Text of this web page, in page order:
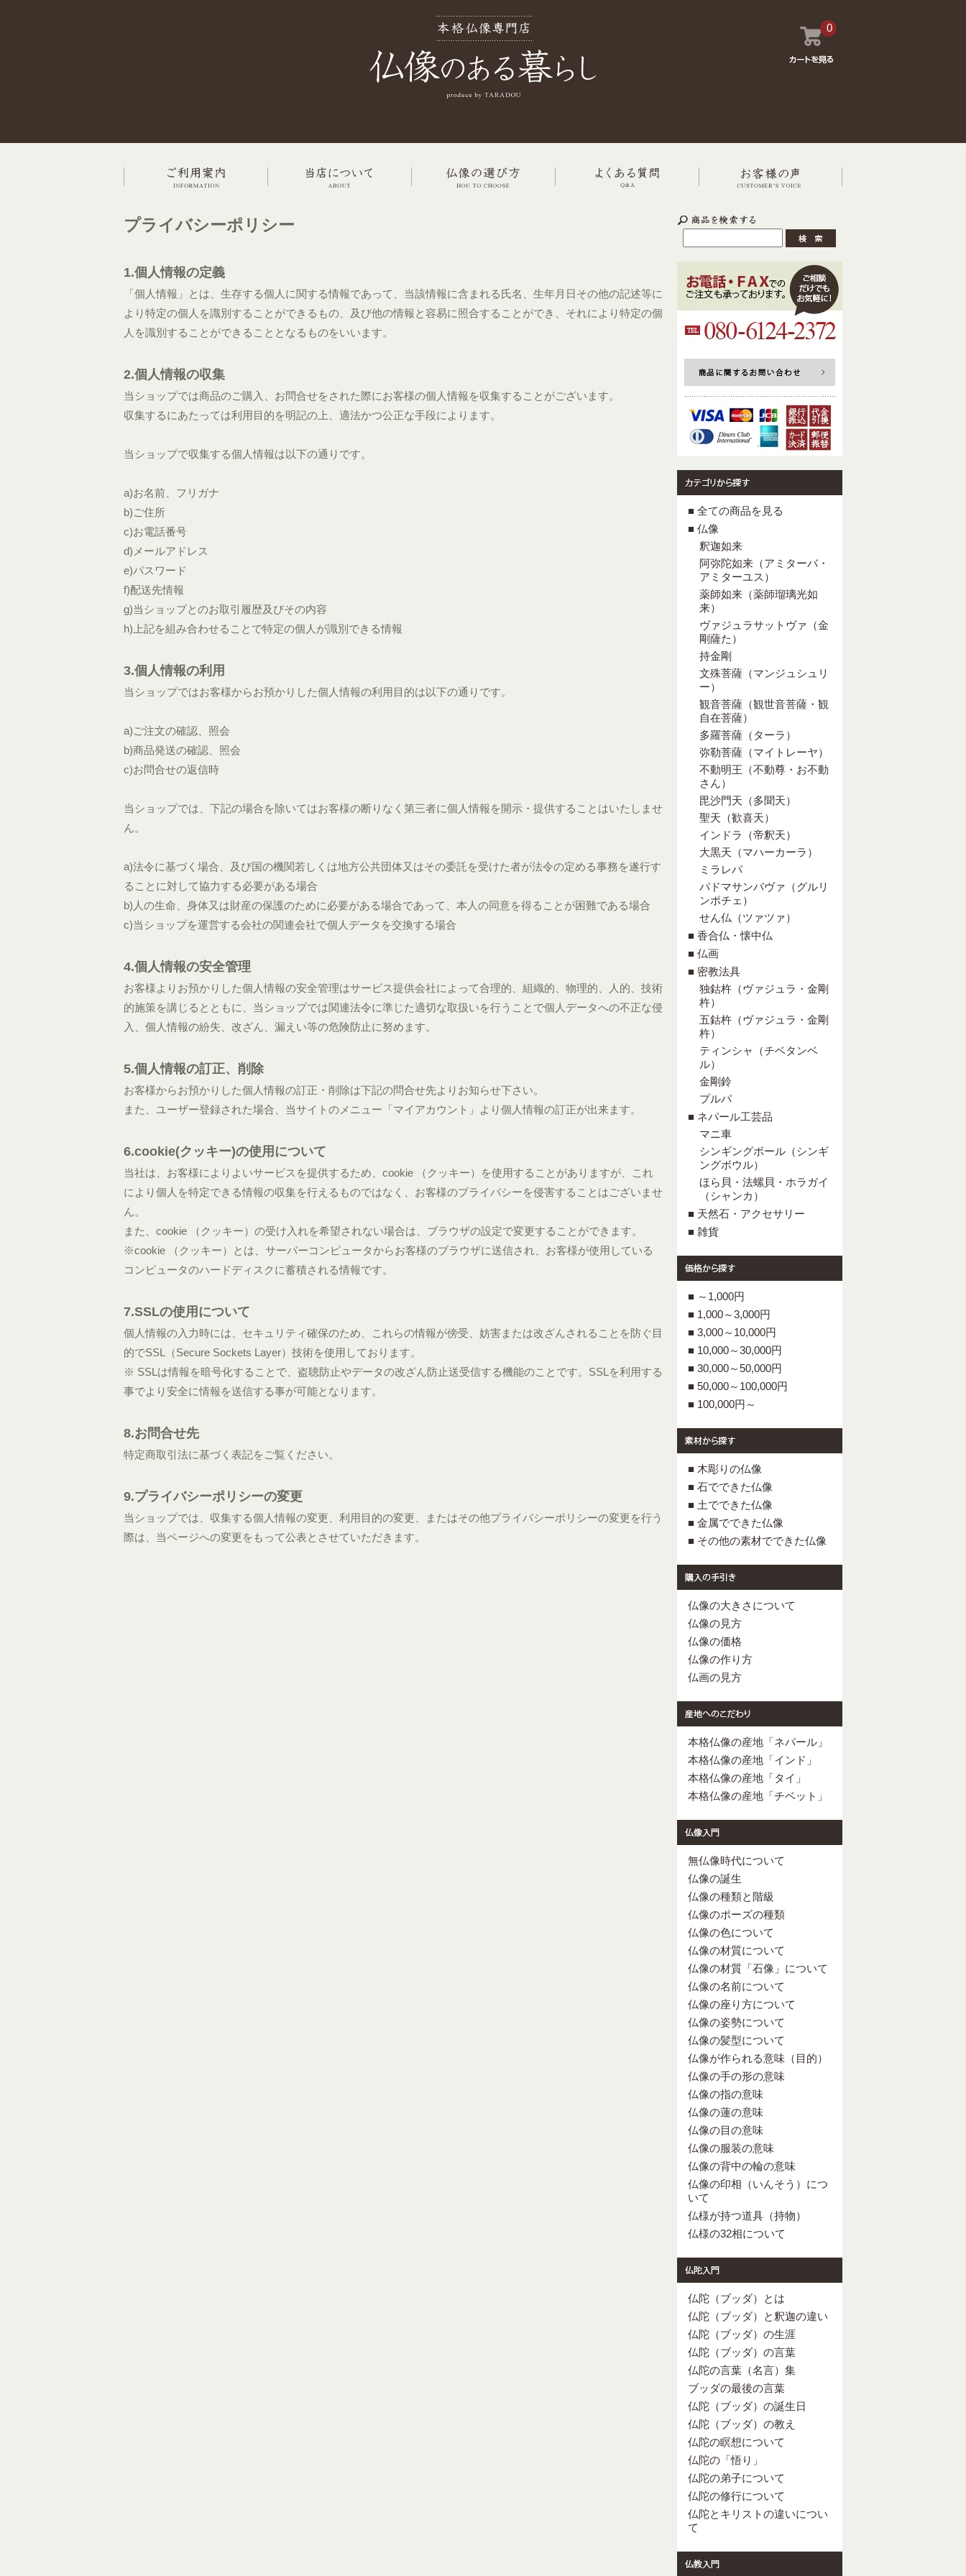
0
プライバシーポリシー
1.個人情報の定義
「個人情報」とは、生存する個人に関する情報であって、当該情報に含まれる氏名、生年月日その他の記述等に
より特定の個人を識別することができるもの、及び他の情報と容易に照合することができ、それにより特定の個
人を識別することができることとなるものをいいます。
2.個人情報の収集
当ショップでは商品のご購入、お問合せをされた際にお客様の個人情報を収集することがございます。
収集するにあたっては利用目的を明記の上、適法かつ公正な手段によります。
当ショップで収集する個人情報は以下の通りです。
a)お名前、フリガナ
b)ご住所
c)お電話番号
d)メールアドレス
e)パスワード
f)配送先情報
g)当ショップとのお取引履歴及びその内容
h)上記を組み合わせることで特定の個人が識別できる情報
3.個人情報の利用
当ショップではお客様からお預かりした個人情報の利用目的は以下の通りです。
a)ご注文の確認、照会
b)商品発送の確認、照会
c)お問合せの返信時
当ショップでは、下記の場合を除いてはお客様の断りなく第三者に個人情報を開示・提供することはいたしませ
ん。
a)法令に基づく場合、及び国の機関若しくは地方公共団体又はその委託を受けた者が法令の定める事務を遂行す
ることに対して協力する必要がある場合
b)人の生命、身体又は財産の保護のために必要がある場合であって、本人の同意を得ることが困難である場合
c)当ショップを運営する会社の関連会社で個人データを交換する場合
4.個人情報の安全管理
お客様よりお預かりした個人情報の安全管理はサービス提供会社によって合理的、組織的、物理的、人的、技術
的施策を講じるとともに、当ショップでは関連法令に準じた適切な取扱いを行うことで個人データへの不正な侵
入、個人情報の紛失、改ざん、漏えい等の危険防止に努めます。
5.個人情報の訂正、削除
お客様からお預かりした個人情報の訂正・削除は下記の問合せ先よりお知らせ下さい。
また、ユーザー登録された場合、当サイトのメニュー「マイアカウント」より個人情報の訂正が出来ます。
6.cookie(クッキー)の使用について
当社は、お客様によりよいサービスを提供するため、cookie （クッキー）を使用することがありますが、これ
により個人を特定できる情報の収集を行えるものではなく、お客様のプライバシーを侵害することはございませ
ん。
また、cookie （クッキー）の受け入れを希望されない場合は、ブラウザの設定で変更することができます。
※cookie （クッキー）とは、サーバーコンピュータからお客様のブラウザに送信され、お客様が使用している
コンピュータのハードディスクに蓄積される情報です。
7.SSLの使用について
個人情報の入力時には、セキュリティ確保のため、これらの情報が傍受、妨害または改ざんされることを防ぐ目
的でSSL（Secure Sockets Layer）技術を使用しております。
※ SSLは情報を暗号化することで、盗聴防止やデータの改ざん防止送受信する機能のことです。SSLを利用する
事でより安全に情報を送信する事が可能となります。
8.お問合せ先
特定商取引法に基づく表記をご覧ください。
9.プライバシーポリシーの変更
当ショップでは、収集する個人情報の変更、利用目的の変更、またはその他プライバシーポリシーの変更を行う
際は、当ページへの変更をもって公表とさせていただきます。
■ 全ての商品を見る
■ 仏像
釈迦如来
阿弥陀如来（アミターバ・
アミターユス）
薬師如来（薬師瑠璃光如
来）
ヴァジュラサットヴァ（金
剛薩た）
持金剛
文殊菩薩（マンジュシュリ
ー）
観音菩薩（観世音菩薩・観
自在菩薩）
多羅菩薩（ターラ）
弥勒菩薩（マイトレーヤ）
不動明王（不動尊・お不動
さん）
毘沙門天（多聞天）
聖天（歓喜天）
インドラ（帝釈天）
大黒天（マハーカーラ）
ミラレパ
パドマサンバヴァ（グルリ
ンポチェ）
せん仏（ツァツァ）
■ 香合仏・懐中仏
■ 仏画
■ 密教法具
独鈷杵（ヴァジュラ・金剛
杵）
五鈷杵（ヴァジュラ・金剛
杵）
ティンシャ（チベタンベ
ル）
金剛鈴
プルパ
■ ネパール工芸品
マニ車
シンギングボール（シンギ
ングボウル）
ほら貝・法螺貝・ホラガイ
（シャンカ）
■ 天然石・アクセサリー
■ 雑貨
■ ～1,000円
■ 1,000～3,000円
■ 3,000～10,000円
■ 10,000～30,000円
■ 30,000～50,000円
■ 50,000～100,000円
■ 100,000円～
■ 木彫りの仏像
■ 石でできた仏像
■ 土でできた仏像
■ 金属でできた仏像
■ その他の素材でできた仏像
仏像の大きさについて
仏像の見方
仏像の価格
仏像の作り方
仏画の見方
本格仏像の産地「ネパール」
本格仏像の産地「インド」
本格仏像の産地「タイ」
本格仏像の産地「チベット」
無仏像時代について
仏像の誕生
仏像の種類と階級
仏像のポーズの種類
仏像の色について
仏像の材質について
仏像の材質「石像」について
仏像の名前について
仏像の座り方について
仏像の姿勢について
仏像の髪型について
仏像が作られる意味（目的）
仏像の手の形の意味
仏像の指の意味
仏像の蓮の意味
仏像の目の意味
仏像の服装の意味
仏像の背中の輪の意味
仏像の印相（いんそう）につ
いて
仏様が持つ道具（持物）
仏様の32相について
仏陀（ブッダ）とは
仏陀（ブッダ）と釈迦の違い
仏陀（ブッダ）の生涯
仏陀（ブッダ）の言葉
仏陀の言葉（名言）集
ブッダの最後の言葉
仏陀（ブッダ）の誕生日
仏陀（ブッダ）の教え
仏陀の瞑想について
仏陀の「悟り」
仏陀の弟子について
仏陀の修行について
仏陀とキリストの違いについ
て